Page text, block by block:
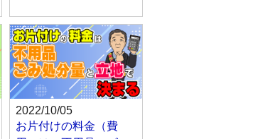
2022/10/05
お片付けの料金（費